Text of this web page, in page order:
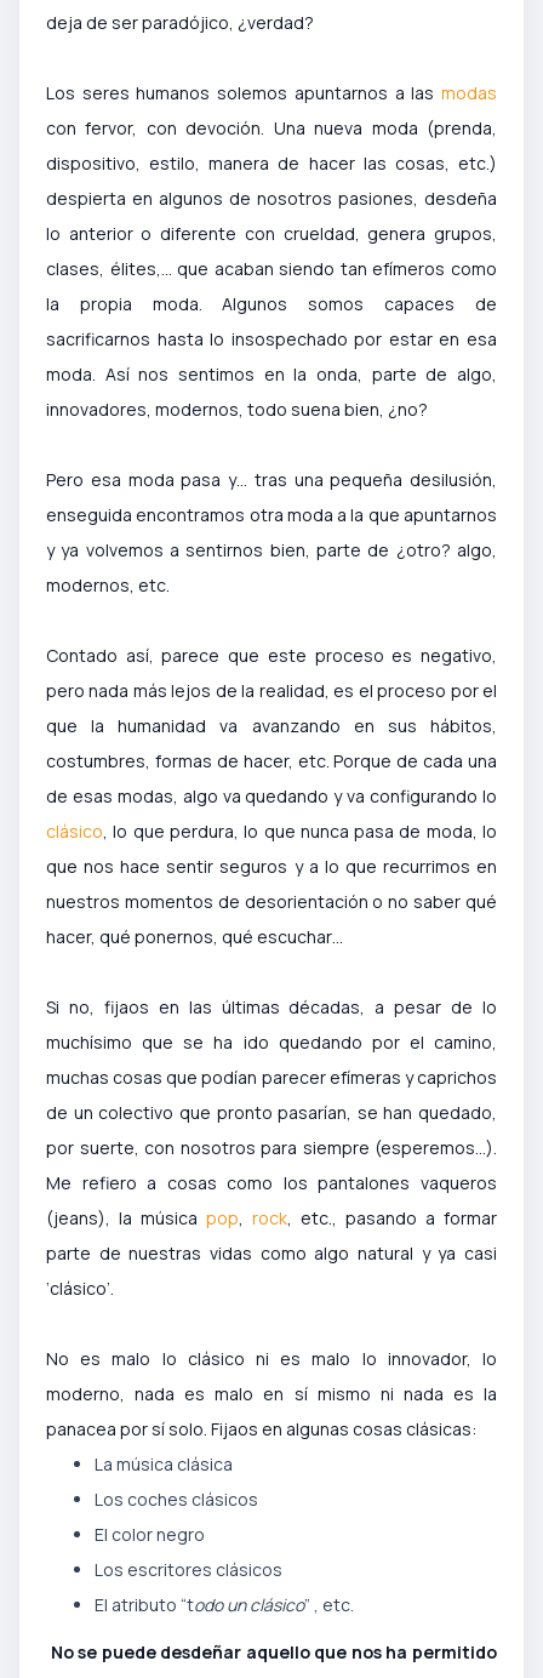
deja de ser paradójico, ¿verdad?
Los seres humanos solemos apuntarnos a las modas
con fervor, con devoción. Una nueva moda (prenda,
dispositivo, estilo, manera de hacer las cosas, etc.)
despierta en algunos de nosotros pasiones, desdeña
lo anterior o diferente con crueldad, genera grupos,
clases, élites,… que acaban siendo tan efímeros como
la propia moda. Algunos somos capaces de
sacrificarnos hasta lo insospechado por estar en esa
moda. Así nos sentimos en la onda, parte de algo,
innovadores, modernos, todo suena bien, ¿no?
Pero esa moda pasa y… tras una pequeña desilusión,
enseguida encontramos otra moda a la que apuntarnos
y ya volvemos a sentirnos bien, parte de ¿otro? algo,
modernos, etc.
Contado así, parece que este proceso es negativo,
pero nada más lejos de la realidad, es el proceso por el
que la humanidad va avanzando en sus hábitos,
costumbres, formas de hacer, etc. Porque de cada una
de esas modas, algo va quedando y va configurando lo
clásico, lo que perdura, lo que nunca pasa de moda, lo
que nos hace sentir seguros y a lo que recurrimos en
nuestros momentos de desorientación o no saber qué
hacer, qué ponernos, qué escuchar…
Si no, fijaos en las últimas décadas, a pesar de lo
muchísimo que se ha ido quedando por el camino,
muchas cosas que podían parecer efímeras y caprichos
de un colectivo que pronto pasarían, se han quedado,
por suerte, con nosotros para siempre (esperemos…).
Me refiero a cosas como los pantalones vaqueros
(jeans), la música pop, rock, etc., pasando a formar
parte de nuestras vidas como algo natural y ya casi
‘clásico’.
No es malo lo clásico ni es malo lo innovador, lo
moderno, nada es malo en sí mismo ni nada es la
panacea por sí solo. Fijaos en algunas cosas clásicas:
La música clásica
Los coches clásicos
El color negro
Los escritores clásicos
El atributo “todo un clásico” , etc.
No se puede desdeñar aquello que nos ha permitido